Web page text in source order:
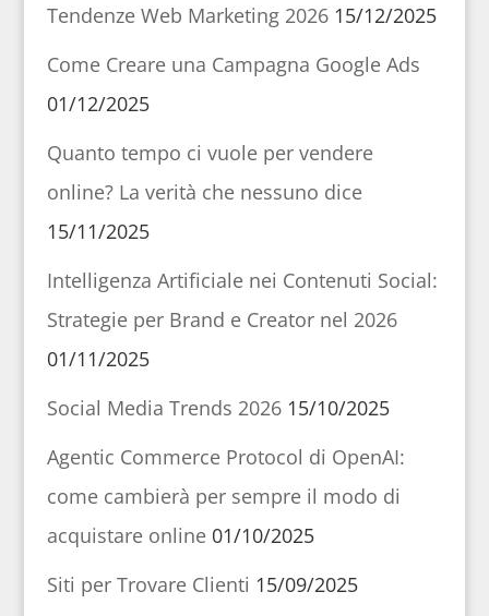
Tendenze Web Marketing 2026 15/12/2025
Come Creare una Campagna Google Ads
01/12/2025
Quanto tempo ci vuole per vendere
online? La verità che nessuno dice
15/11/2025
Intelligenza Artificiale nei Contenuti Social:
Strategie per Brand e Creator nel 2026
01/11/2025
Social Media Trends 2026 15/10/2025
Agentic Commerce Protocol di OpenAI:
come cambierà per sempre il modo di
acquistare online 01/10/2025
Siti per Trovare Clienti 15/09/2025